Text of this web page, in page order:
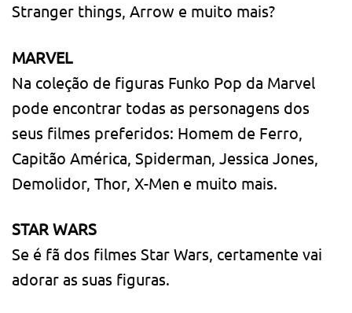
Stranger things, Arrow e muito mais?
MARVEL
Na coleção de figuras Funko Pop da Marvel
pode encontrar todas as personagens dos
seus filmes preferidos: Homem de Ferro,
Capitão América, Spiderman, Jessica Jones,
Demolidor, Thor, X-Men e muito mais.
STAR WARS
Se é fã dos filmes Star Wars, certamente vai
adorar as suas figuras.